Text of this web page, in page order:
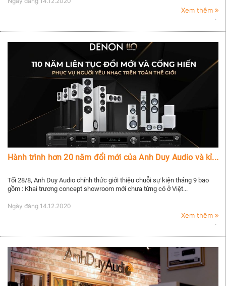
Xem thêm
Hành trình hơn 20 năm đổi mới của Anh Duy Audio và kỉ...
Tối 28/8, Anh Duy Audio chính thức giới thiệu chuỗi sự kiện tháng 9 bao
gồm : Khai trương concept showroom mới chưa từng có ở Việt...
Ngày đăng 14.12.2020
Xem thêm